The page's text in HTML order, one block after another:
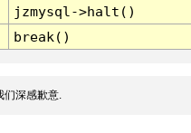
jzmysql->halt()
break()
们深感歉意.